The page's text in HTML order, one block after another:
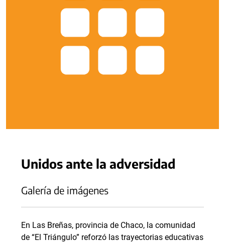
Unidos ante la adversidad
Galería de imágenes
En Las Breñas, provincia de Chaco, la comunidad
de “El Triángulo” reforzó las trayectorias educativas